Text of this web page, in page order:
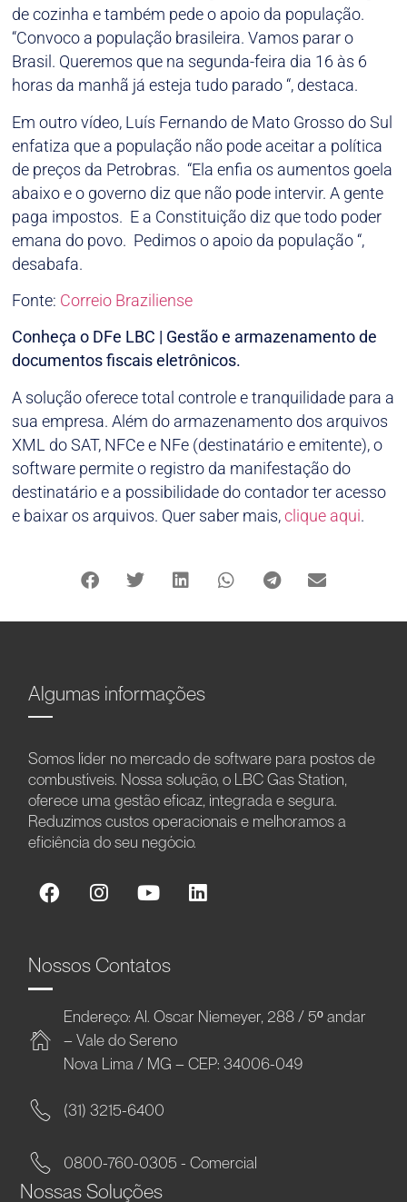
de cozinha e também pede o apoio da população.
“Convoco a população brasileira. Vamos parar o
Brasil. Queremos que na segunda-feira dia 16 às 6
horas da manhã já esteja tudo parado “, destaca.
Em outro vídeo, Luís Fernando de Mato Grosso do Sul
enfatiza que a população não pode aceitar a política
de preços da Petrobras. “Ela enfia os aumentos goela
abaixo e o governo diz que não pode intervir. A gente
paga impostos. E a Constituição diz que todo poder
emana do povo. Pedimos o apoio da população “,
desabafa.
Fonte: Correio Braziliense
Conheça o DFe LBC | Gestão e armazenamento de
documentos fiscais eletrônicos.
A solução oferece total controle e tranquilidade para a
sua empresa. Além do armazenamento dos arquivos
XML do SAT, NFCe e NFe (destinatário e emitente), o
software permite o registro da manifestação do
destinatário e a possibilidade do contador ter acesso
e baixar os arquivos. Quer saber mais,clique aqui.
Algumas informações
Somos líder no mercado de software para postos de
combustíveis. Nossa solução, o LBC Gas Station,
oferece uma gestão eficaz, integrada e segura.
Reduzimos custos operacionais e melhoramos a
eficiência do seu negócio.
Nossos Contatos
Endereço: Al. Oscar Niemeyer, 288 / 5º andar
– Vale do Sereno
Nova Lima / MG – CEP: 34006-049
(31) 3215-6400
0800-760-0305 - Comercial
Nossas Soluções